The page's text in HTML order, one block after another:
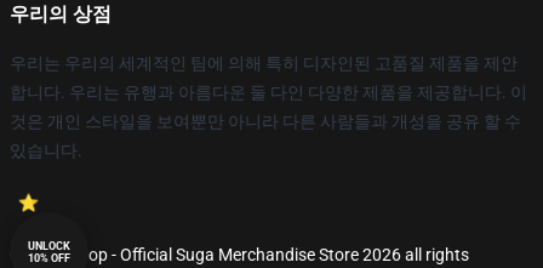
우리의 상점
우리는 우리의 세계적인 팀에 의해 특히 디자인된 고품질 제품을 제안
합니다. 우리는 유행과 아름다운 둘 다인 다양한 제품을 제공합니다. 이
것은 개인 스타일을 보여뿐만 아니라 다른 사람들과 개성을 공유 할 수
있습니다.
© Suga Shop - Official Suga Merchandise Store 2026 all rights
UNLOCK
10% OFF